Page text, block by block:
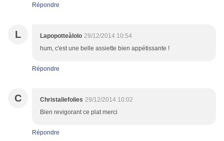
Répondre
L Lapopotteàlolo 29/12/2014 10:54
hum, c'est une belle assiette bien appétissante !
Répondre
C Christaliefolies 29/12/2014 10:02
Bien revigorant ce plat merci
Répondre